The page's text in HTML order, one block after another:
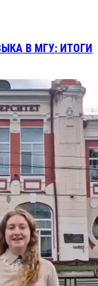
В МГУ: ИТОГИ